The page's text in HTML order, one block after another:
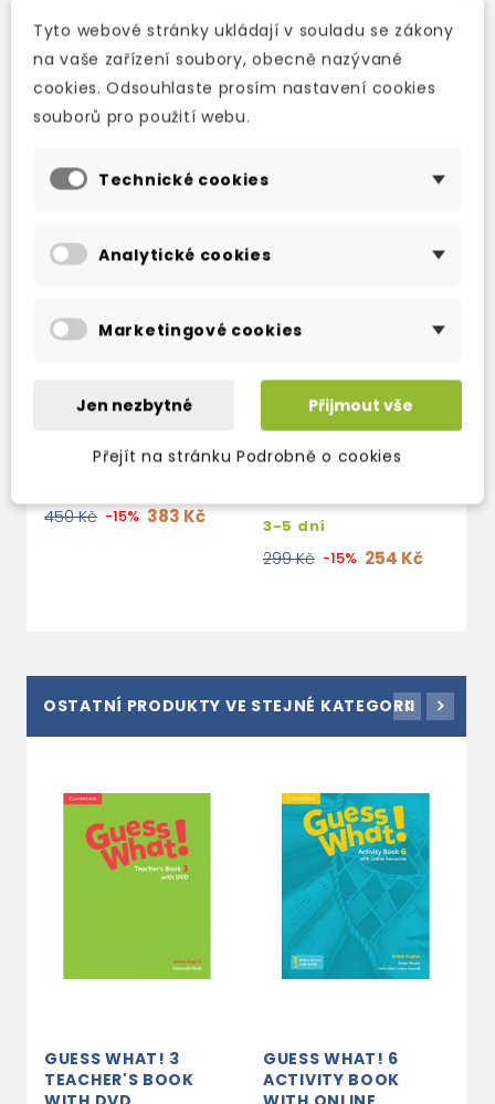
TAKÉ DOPORUČUJEME
´S BOOK
450 Kč -15% 383 Kč
GUESS WHAT! 1
ACTIVITY BOOK
3-5 dní
299 Kč -15% 254 Kč
OSTATNÍ PRODUKTY VE STEJNÉ KATEGORII
GUESS WHAT! 3
TEACHER'S BOOK
GUESS WHAT! 6
ACTIVITY BOOK
Tyto webové stránky ukládají v souladu se zákony
na vaše zařízení soubory, obecně nazývané
cookies. Odsouhlaste prosím nastavení cookies
souborů pro použití webu.
Technické cookies
Analytické cookies
Marketingové cookies
Jen nezbytné Přijmout vše
Přejít na stránku Podrobně o cookies